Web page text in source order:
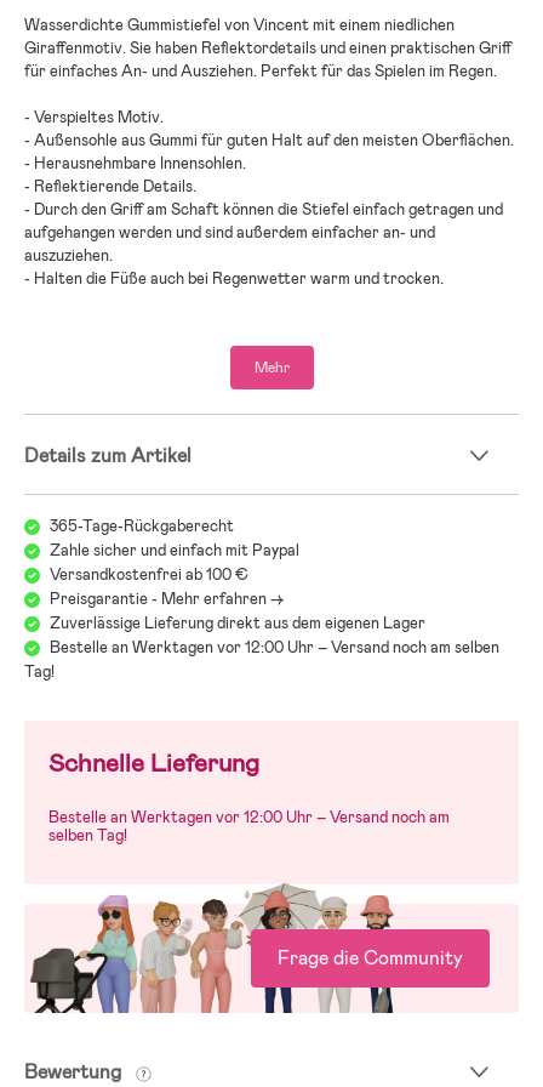
Wasserdichte Gummistiefel von Vincent mit einem niedlichen
Giraffenmotiv. Sie haben Reflektordetails und einen praktischen Griff
für einfaches An- und Ausziehen. Perfekt für das Spielen im Regen.
- Verspieltes Motiv.
- Außensohle aus Gummi für guten Halt auf den meisten Oberflächen.
- Herausnehmbare Innensohlen.
- Reflektierende Details.
- Durch den Griff am Schaft können die Stiefel einfach getragen und
aufgehangen werden und sind außerdem einfacher an- und
auszuziehen.
- Halten die Füße auch bei Regenwetter warm und trocken.
Mehr
Details zum Artikel
365-Tage-Rückgaberecht
Zahle sicher und einfach mit Paypal
Versandkostenfrei ab 100 €
Preisgarantie - Mehr erfahren ->
Zuverlässige Lieferung direkt aus dem eigenen Lager
Bestelle an Werktagen vor 12:00 Uhr – Versand noch am selben
Tag!
Schnelle Lieferung
Bestelle an Werktagen vor 12:00 Uhr – Versand noch am
selben Tag!
Frage die Community
Bewertung